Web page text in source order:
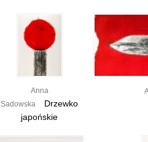
Anna
Sadowska
Drzewko
japońskie